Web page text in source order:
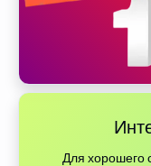
Для хорошего